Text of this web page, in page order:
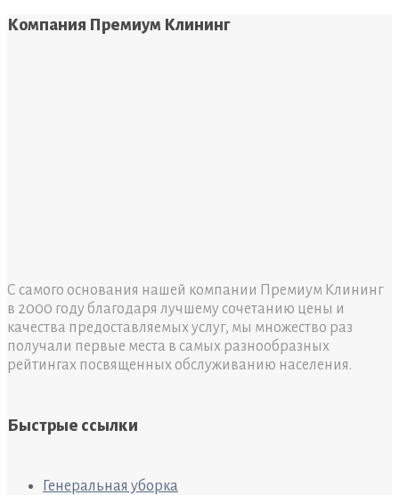
Компания Премиум Клининг
С самого основания нашей компании Премиум Клининг
в 2000 году благодаря лучшему сочетанию цены и
качества предоставляемых услуг, мы множество раз
получали первые места в самых разнообразных
рейтингах посвященных обслуживанию населения.
Быстрые ссылки
Генеральная уборка